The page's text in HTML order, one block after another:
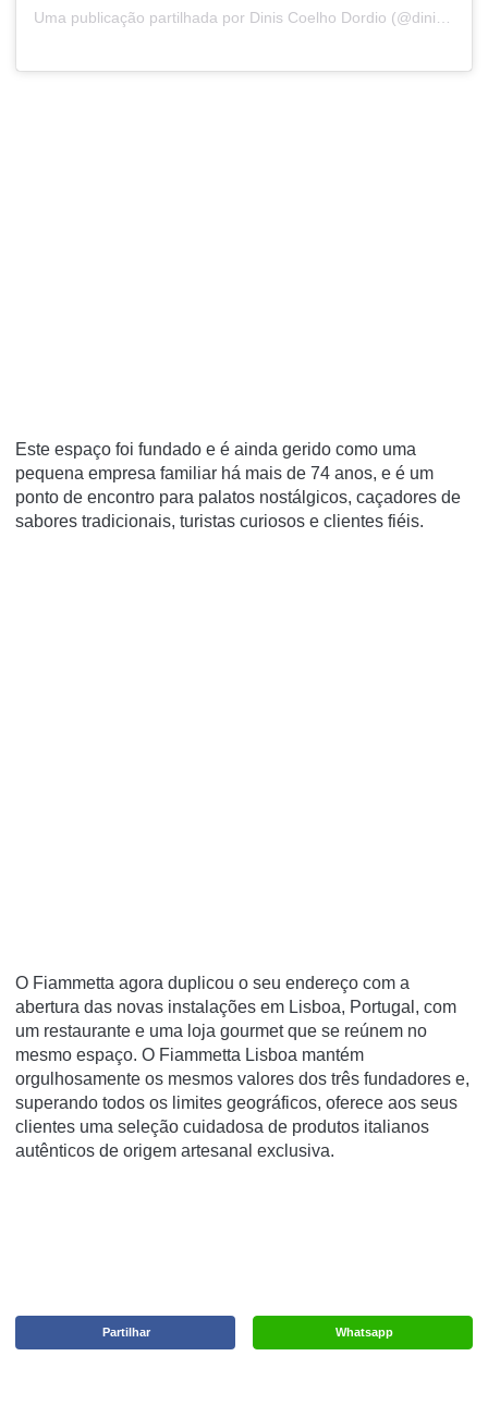
Uma publicação partilhada por Dinis Coelho Dordio (@diniscdordio)
Este espaço foi fundado e é ainda gerido como uma
pequena empresa familiar há mais de 74 anos, e é um
ponto de encontro para palatos nostálgicos, caçadores de
sabores tradicionais, turistas curiosos e clientes fiéis.
O Fiammetta agora duplicou o seu endereço com a
abertura das novas instalações em Lisboa, Portugal, com
um restaurante e uma loja gourmet que se reúnem no
mesmo espaço. O Fiammetta Lisboa mantém
orgulhosamente os mesmos valores dos três fundadores e,
superando todos os limites geográficos, oferece aos seus
clientes uma seleção cuidadosa de produtos italianos
autênticos de origem artesanal exclusiva.
Whatsapp
Partilhar